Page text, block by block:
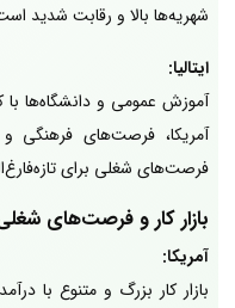
شهریه‌ها بالا و رقابت شدید
ایتالیا:
آموزش عمومی و دانشگاه‌ها
آمریکا، فرصت‌های فرهنگی و
فرصت‌های شغلی برای
بازار کار و فرصت‌های
آمریکا:
بازار کار بزرگ و متنوع با